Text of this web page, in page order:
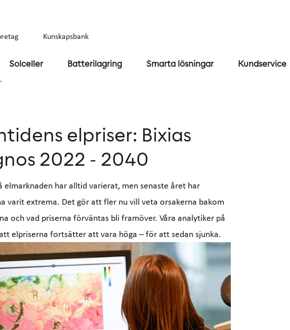
Kunskapsbank
Solceller Batterilagring Smarta lösningar Kundservice
elpriser: Bixias
2022 - 2040
elmarknaden har alltid varierat, men senaste året har
varit extrema. Det gör att fler nu vill veta orsakerna bakom
och vad priserna förväntas bli framöver. Våra analytiker på
elpriserna fortsätter att vara höga – för att sedan sjunka.